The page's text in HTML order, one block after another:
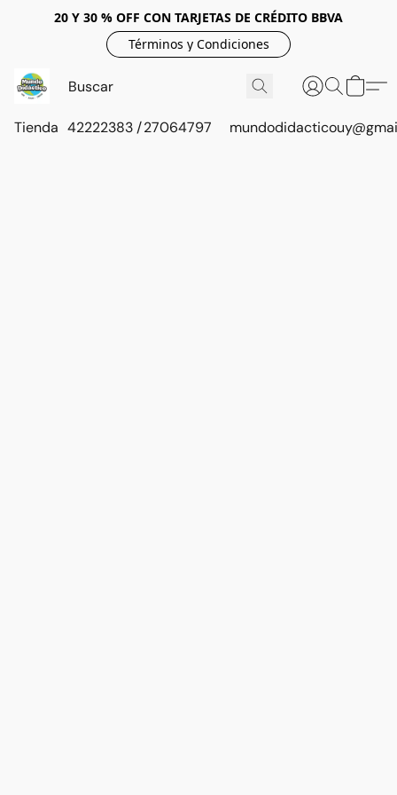
20 Y 30 % OFF CON TARJETAS DE CRÉDITO BBVA
Términos y Condiciones
Tienda 42222383 / 27064797